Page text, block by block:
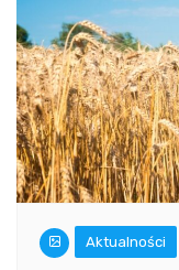
Aktualności